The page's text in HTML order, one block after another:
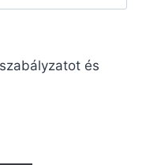
és